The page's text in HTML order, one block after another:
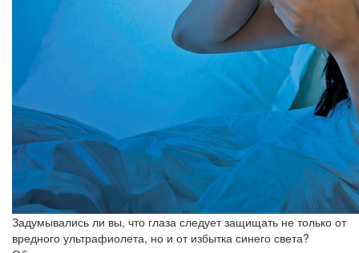
Задумывались ли вы, что глаза следует защищать не только от
вредного ультрафиолета, но и от избытка синего света?